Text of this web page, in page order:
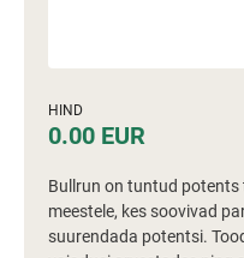
HIND
0.00 EUR
Bullrun on tuntud
meestele, kes soovivad
suurendada potentsi.